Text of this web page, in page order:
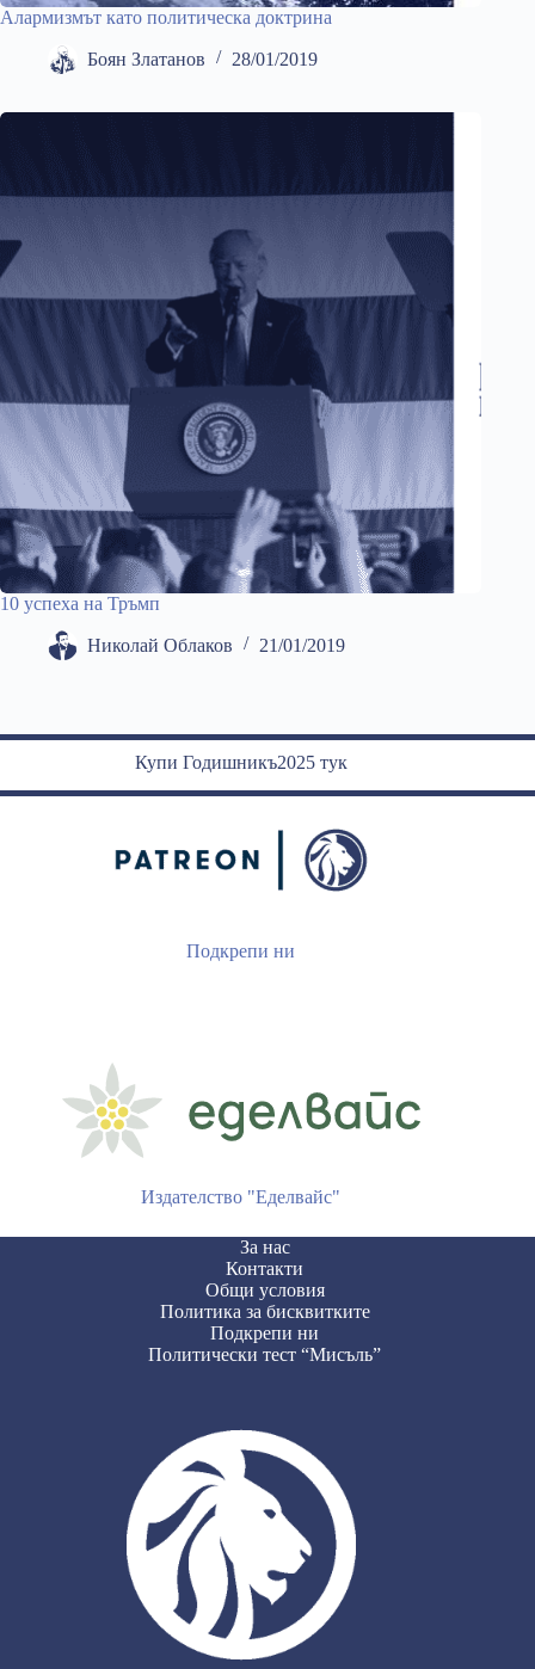
Алармизмът като политическа доктрина
Боян Златанов 28/01/2019
10 успеха на Тръмп
Николай Облаков 21/01/2019
Купи Годишникъ2025 тук
Подкрепи ни
Издателство "Еделвайс"
За нас
Контакти
Общи условия
Политика за бисквитките
Подкрепи ни
Политически тест “Мисъль”